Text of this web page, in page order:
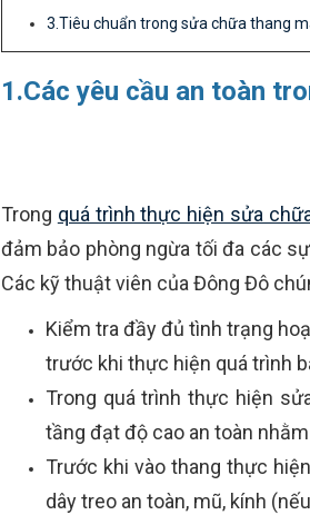
3.Tiêu chuẩn trong sửa chữa thang
1.Các yêu cầu an toàn
Trong quá trình thực hiện sửa
đảm bảo phòng ngừa tối đa các
Các kỹ thuật viên của Đông Đô
Kiểm tra đầy đủ tình trạng
trước khi thực hiện quá trình
Trong quá trình thực hiện
tầng đạt độ cao an toàn
Trước khi vào thang thực
dây treo an toàn, mũ, kính